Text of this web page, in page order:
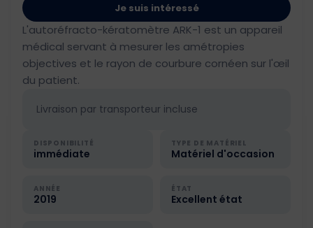
Je suis intéressé
L'autoréfracto-kératomètre ARK-1 est un appareil
médical servant à mesurer les amétropies
objectives et le rayon de courbure cornéen sur l'œil
du patient.
Livraison par transporteur incluse
DISPONIBILITÉ
immédiate
TYPE DE MATÉRIEL
Matériel d'occasion
ANNÉE
2019
ÉTAT
Excellent état